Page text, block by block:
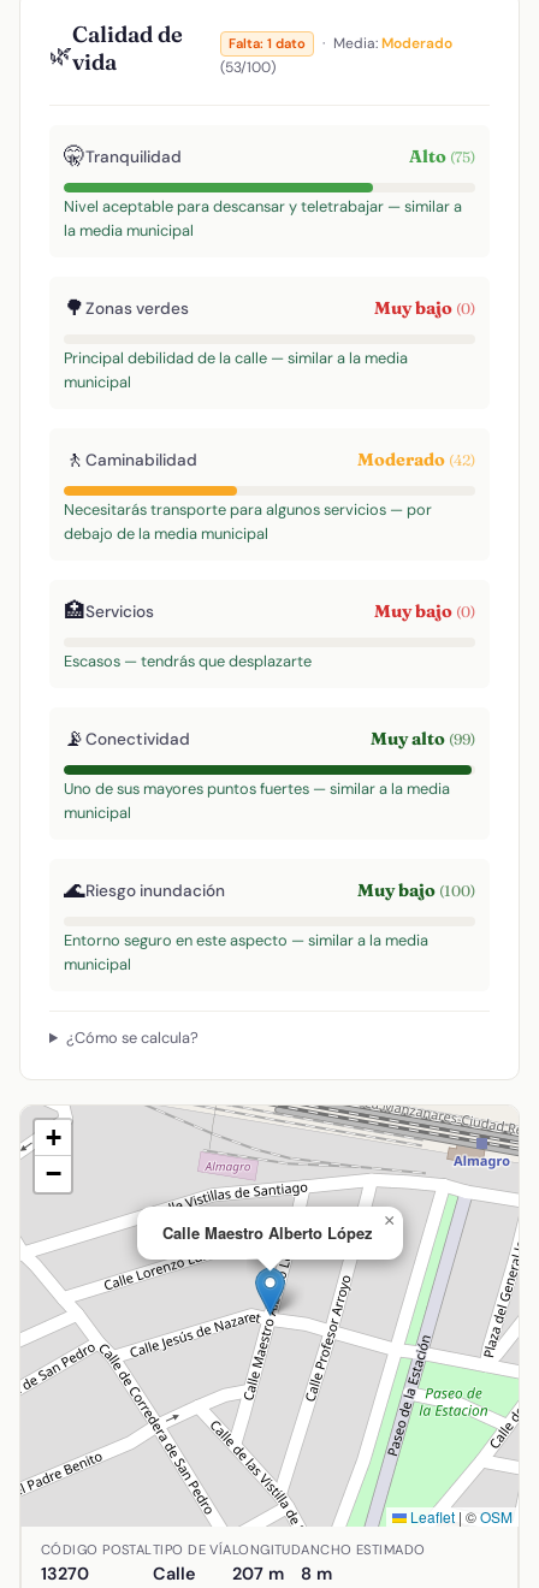
🌿
Calidad de
vida
Falta: 1 dato · Media:Moderado
(53/100)
🤫Tranquilidad Alto (75)
Nivel aceptable para descansar y teletrabajar — similar a
la media municipal
🌳Zonas verdes Muy bajo (0)
Principal debilidad de la calle — similar a la media
municipal
🚶 Caminabilidad Moderado (42)
Necesitarás transporte para algunos servicios — por
debajo de la media municipal
🏥Servicios Muy bajo (0)
Escasos — tendrás que desplazarte
📡Conectividad Muy alto (99)
Uno de sus mayores puntos fuertes — similar a la media
municipal
🌊Riesgo inundación Muy bajo (100)
Entorno seguro en este aspecto — similar a la media
municipal
¿Cómo se calcula?
Calle Maestro Alberto López
×
+
−
Leaflet | ©OSM
Ubicación de Calle Maestro Alberto López en Almagro,
CÓDIGO POSTAL
13270
TIPO DE VÍA
Calle
LONGITUD
207 m
ANCHO ESTIMADO
8 m